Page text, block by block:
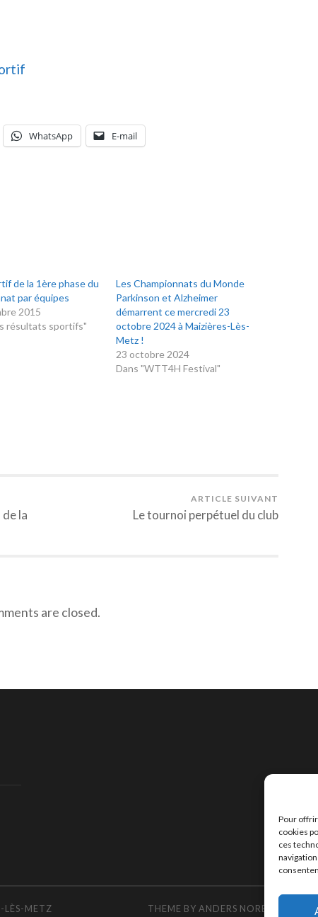
Pour
cookies
ces
WhatsApp E-mail
de la 1ère phase du
par équipes
2015
résultats sportifs"
Les Championnats du Monde
Parkinson et Alzheimer
démarrent ce mercredi 23
octobre 2024 à Maizières-Lès-
Metz !
23 octobre 2024
Dans "WTT4H Festival"
la
ARTICLE SUIVANT
Le tournoi perpétuel du club
are closed.
LÈS-METZ THEME BY ANDERS NOREN